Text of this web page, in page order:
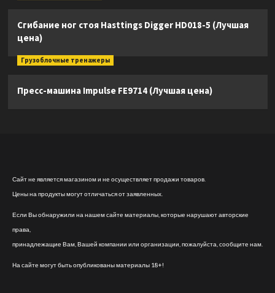
Сгибание ног стоя Hasttings Digger HD018-5 (Лучшая
цена)
Грузоблочные тренажеры
Пресс-машина Impulse FE9714 (Лучшая цена)
Сайт не является магазином и не осуществляет продажи товаров.
Цены на продукты могут отличаться от заявленных.
Если Вы обнаружили на нашем сайте материалы, которые нарушают авторские
права,
принадлежащие Вам, Вашей компании или организации, пожалуйста, сообщите нам.
На сайте могут быть опубликованы материалы 18+!